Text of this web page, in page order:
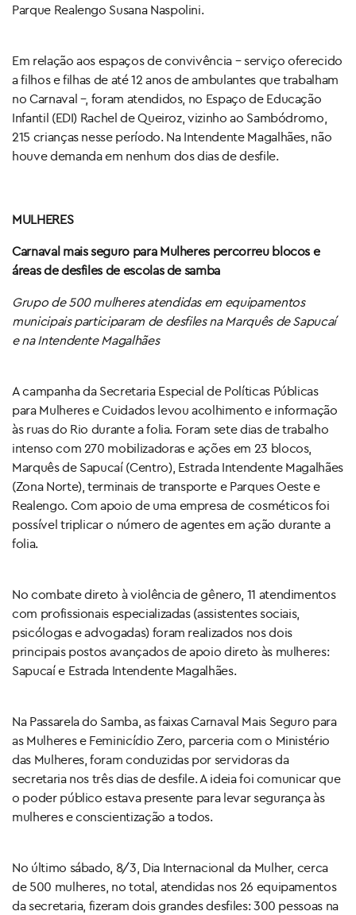
Parque Realengo Susana Naspolini.
Em relação aos espaços de convivência – serviço oferecido
a filhos e filhas de até 12 anos de ambulantes que trabalham
no Carnaval –, foram atendidos, no Espaço de Educação
Infantil (EDI) Rachel de Queiroz, vizinho ao Sambódromo,
215 crianças nesse período. Na Intendente Magalhães, não
houve demanda em nenhum dos dias de desfile.
MULHERES
Carnaval mais seguro para Mulheres percorreu blocos e
áreas de desfiles de escolas de samba
Grupo de 500 mulheres atendidas em equipamentos
municipais participaram de desfiles na Marquês de Sapucaí
e na Intendente Magalhães
A campanha da Secretaria Especial de Políticas Públicas
para Mulheres e Cuidados levou acolhimento e informação
às ruas do Rio durante a folia. Foram sete dias de trabalho
intenso com 270 mobilizadoras e ações em 23 blocos,
Marquês de Sapucaí (Centro), Estrada Intendente Magalhães
(Zona Norte), terminais de transporte e Parques Oeste e
Realengo. Com apoio de uma empresa de cosméticos foi
possível triplicar o número de agentes em ação durante a
folia.
No combate direto à violência de gênero, 11 atendimentos
com profissionais especializadas (assistentes sociais,
psicólogas e advogadas) foram realizados nos dois
principais postos avançados de apoio direto às mulheres:
Sapucaí e Estrada Intendente Magalhães.
Na Passarela do Samba, as faixas Carnaval Mais Seguro para
as Mulheres e Feminicídio Zero, parceria com o Ministério
das Mulheres, foram conduzidas por servidoras da
secretaria nos três dias de desfile. A ideia foi comunicar que
o poder público estava presente para levar segurança às
mulheres e conscientização a todos.
No último sábado, 8/3, Dia Internacional da Mulher, cerca
de 500 mulheres, no total, atendidas nos 26 equipamentos
da secretaria, fizeram dois grandes desfiles: 300 pessoas na